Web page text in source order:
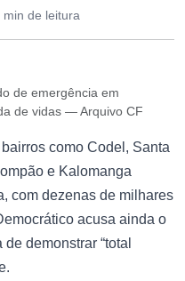
min de leitura
de emergência em
de vidas — Arquivo CF
como Codel, Santa
e Kalomanga
com dezenas de milhares
acusa ainda o
demonstrar “total